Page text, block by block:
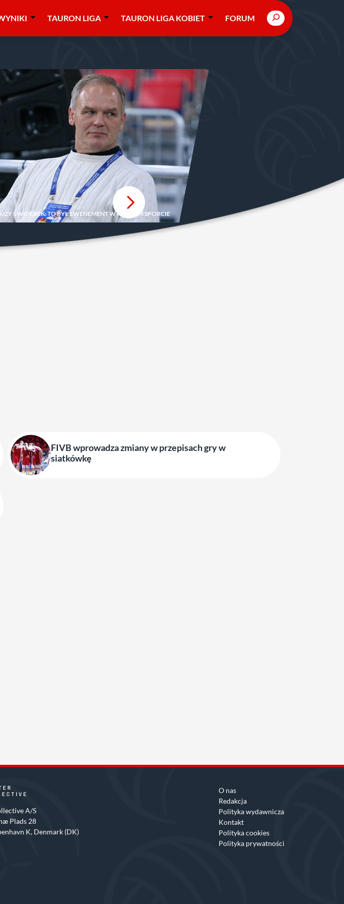
TAURON LIGA TAURON LIGA KOBIET FORUM Search
ŚWIDEREK: TO BYŁ EWENEMENT W POLSKIM SPORCIE
FIVB wprowadza zmiany w przepisach gry w
siatkówkę
A/S
Plads 28
K, Denmark (DK)
O nas
Redakcja
Polityka wydawnicza
Kontakt
Polityka cookies
Polityka prywatności